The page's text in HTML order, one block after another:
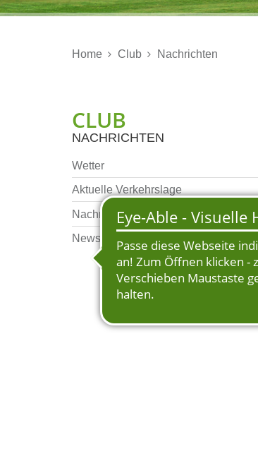
Home  Club  Nachrichten
CLUB
NACHRICHTEN
Wetter
Aktuelle Verkehrslage
Nachrichten Archiv
Newsletter Archiv